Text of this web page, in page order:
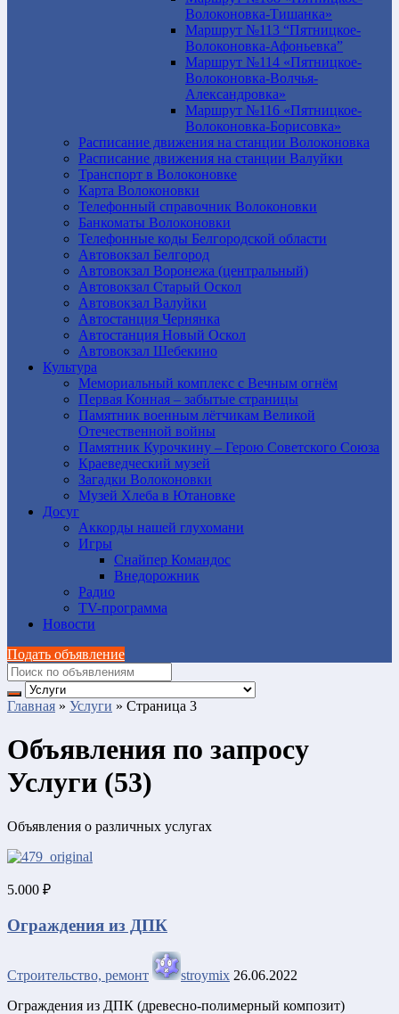
Волоконовка-Тишанка»
Маршрут №113 “Пятницкое-
Волоконовка-Афоньевка”
Маршрут №114 «Пятницкое-
Волоконовка-Волчья-
Александровка»
Маршрут №116 «Пятницкое-
Волоконовка-Борисовка»
Расписание движения на станции Волоконовка
Расписание движения на станции Валуйки
Транспорт в Волоконовке
Карта Волоконовки
Телефонный справочник Волоконовки
Банкоматы Волоконовки
Телефонные коды Белгородской области
Автовокзал Белгород
Автовокзал Воронежа (центральный)
Автовокзал Старый Оскол
Автовокзал Валуйки
Автостанция Чернянка
Автостанция Новый Оскол
Автовокзал Шебекино
Культура
Мемориальный комплекс с Вечным огнём
Первая Конная – забытые страницы
Памятник военным лётчикам Великой
Отечественной войны
Памятник Курочкину – Герою Советского Союза
Краеведческий музей
Загадки Волоконовки
Музей Хлеба в Ютановке
Досуг
Аккорды нашей глухомани
Игры
Снайпер Командос
Внедорожник
Радио
TV-программа
Новости
Подать объявление
Главная » Услуги » Страница 3
Объявления по запросу
Услуги (53)
Объявления о различных услугах
5.000 ₽
Ограждения из ДПК
Строительство, ремонт stroymix 26.06.2022
Ограждения из ДПК (древесно-полимерный композит)